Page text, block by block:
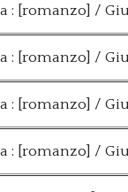
: [romanzo] /
: [romanzo] /
: [romanzo] /
: [romanzo] /